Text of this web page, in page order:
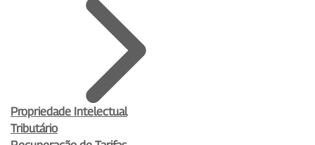
Propriedade Intelectual
Tributário